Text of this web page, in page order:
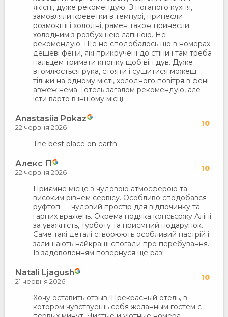
якісні, дуже рекомендую. З поганого кухня,
замовляли креветки в темпурі, принесли
розмокші і холодні, рамен також принесли
холодним з розбухшею лапшою. Не
рекомендую. Ще не сподобалось що в номерах
дешеві фени, які прикручені до стіни і там треба
пальцем тримати кнопку щоб він дув. Дуже
втомлюється рука, стояти і сушитися можеш
тільки на одному місті, холодного повітря в фені
авжеж нема. Готель загалом рекомендую, але
їсти варто в іншому місці.
Anastasiia Pokaz 10
22 червня 2026
The best place on earth
Алекс П 10
22 червня 2026
Приємне місце з чудовою атмосферою та
високим рівнем сервісу. Особливо сподобався
руфтоп — чудовий простір для відпочинку та
гарних вражень. Окрема подяка консьєржу Аліні
за уважність, турботу та приємний подарунок.
Саме такі деталі створюють особливий настрій і
залишають найкращі спогади про перебування.
Із задоволенням повернуся ще раз!
Natali Ljagush 10
21 червня 2026
Хочу оставить отзыв !Прекрасный отель, в
котором чувствуешь себя желанным гостем с